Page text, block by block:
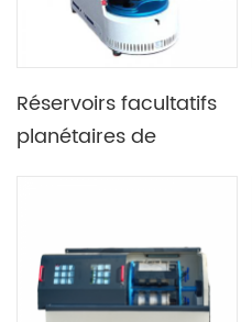
Réservoirs facultatifs
planétaires de
matériel différent